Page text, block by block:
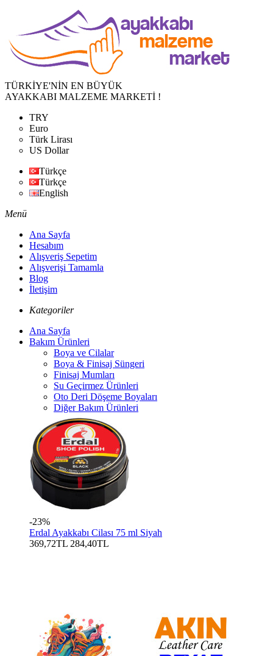
TÜRKİYE'NİN EN BÜYÜK
AYAKKABI MALZEME MARKETİ !
TRY
Euro
Türk Lirası
US Dollar
Türkçe
Türkçe
English
Menü
Ana Sayfa
Hesabım
Alışveriş Sepetim
Alışverişi Tamamla
Blog
İletişim
Kategoriler
Ana Sayfa
Bakım Ürünleri
Boya ve Cilalar
Boya & Finisaj Süngeri
Finisaj Mumları
Su Geçirmez Ürünleri
Oto Deri Döşeme Boyaları
Diğer Bakım Ürünleri
-23%
Erdal Ayakkabı Cilası 75 ml Siyah
369,72TL 284,40TL